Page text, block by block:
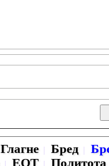
Глагне Бред
ЕОТ
Политота